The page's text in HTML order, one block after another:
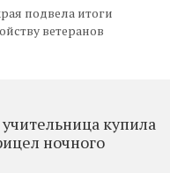
подвела итоги
ветеранов
купила
ночного